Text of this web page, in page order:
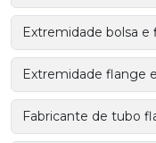
Extremidade bolsa
Extremidade flange
Fabricante de tubo